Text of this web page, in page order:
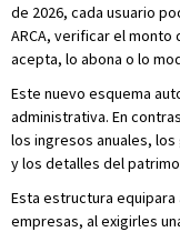
de 2026, cada usuario
ARCA, verificar el monto
acepta, lo abona o lo
Este nuevo esquema
administrativa. En
los ingresos anuales,
y los detalles del
Esta estructura
empresas, al exigirles